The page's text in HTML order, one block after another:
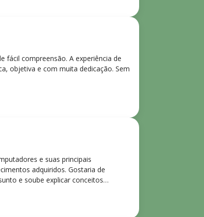
fácil compreensão. A experiência de
objetiva e com muita dedicação. Sem
e suas principais
adquiridos. Gostaria de
e soube explicar conceitos
o curso para todos que